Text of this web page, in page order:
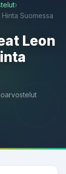
›
Suomessa
Leon